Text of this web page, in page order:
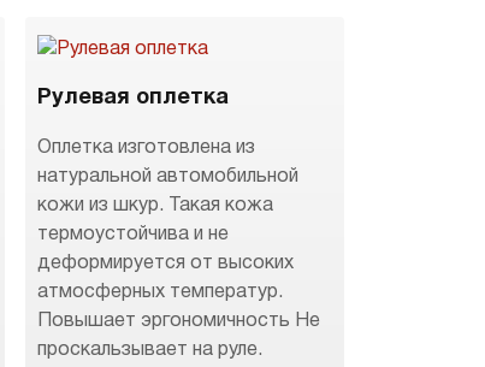
Рулевая оплетка
Оплетка изготовлена из
натуральной автомобильной
кожи из шкур. Такая кожа
термоустойчива и не
деформируется от высоких
атмосферных температур.
Повышает эргономичность Не
проскальзывает на руле.